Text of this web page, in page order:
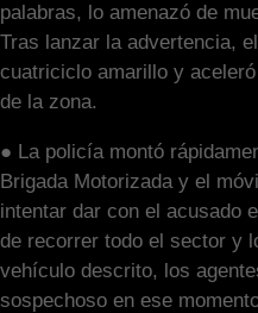
palabras, lo amenazó de
Tras lanzar la advertencia,
cuatriciclo amarillo y
de la zona.
​● La policía montó
Brigada Motorizada y el
intentar dar con el acusado
de recorrer todo el sector y
vehículo descrito, los
sospechoso en ese